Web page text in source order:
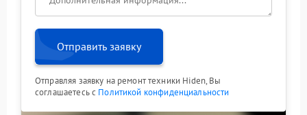
Отправить заявку
Отправляя заявку на ремонт техники Hiden, Вы
соглашаетесь с Политикой конфиденциальности